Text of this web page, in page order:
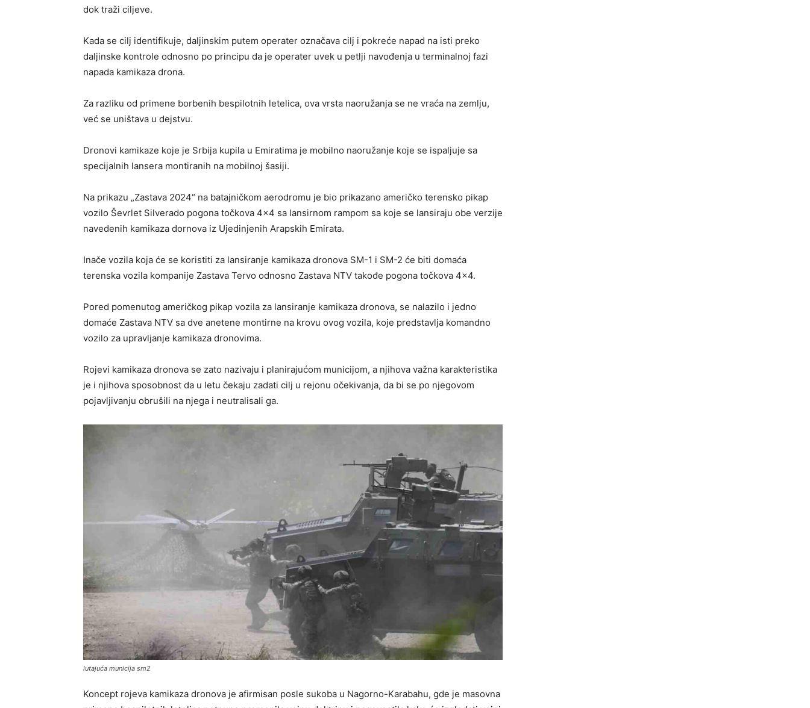
dok traži ciljeve.
Kada se cilj identifikuje, daljinskim putem operater označava cilj i pokreće napad na isti preko
daljinske kontrole odnosno po principu da je operater uvek u petlji navođenja u terminalnoj fazi
napada kamikaza drona.
Za razliku od primene borbenih bespilotnih letelica, ova vrsta naoružanja se ne vraća na zemlju,
već se uništava u dejstvu.
Dronovi kamikaze koje je Srbija kupila u Emiratima je mobilno naoružanje koje se ispaljuje sa
specijalnih lansera montiranih na mobilnoj šasiji.
Na prikazu „Zastava 2024“ na batajničkom aerodromu je bio prikazano američko terensko pikap
vozilo Ševrlet Silverado pogona točkova 4×4 sa lansirnom rampom sa koje se lansiraju obe verzije
navedenih kamikaza dornova iz Ujedinjenih Arapskih Emirata.
Inače vozila koja će se koristiti za lansiranje kamikaza dronova SM-1 i SM-2 će biti domaća
terenska vozila kompanije Zastava Tervo odnosno Zastava NTV takođe pogona točkova 4×4.
Pored pomenutog američkog pikap vozila za lansiranje kamikaza dronova, se nalazilo i jedno
domaće Zastava NTV sa dve anetene montirne na krovu ovog vozila, koje predstavlja komandno
vozilo za upravljanje kamikaza dronovima.
Rojevi kamikaza dronova se zato nazivaju i planirajućom municijom, a njihova važna karakteristika
je i njihova sposobnost da u letu čekaju zadati cilj u rejonu očekivanja, da bi se po njegovom
pojavljivanju obrušili na njega i neutralisali ga.
lutajuća municija sm2
Koncept rojeva kamikaza dronova je afirmisan posle sukoba u Nagorno-Karabahu, gde je masovna